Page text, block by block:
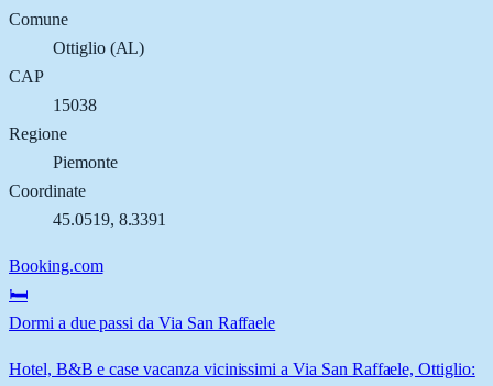
Comune
Ottiglio(AL)
CAP
15038
Regione
Piemonte
Coordinate
45.0519, 8.3391
Booking.com
🛏️
Dormi a due passi da Via San Raffaele
Hotel, B&B e case vacanza vicinissimi a Via San Raffaele, Ottiglio: